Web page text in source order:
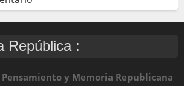
República :
y Memoria Republicana